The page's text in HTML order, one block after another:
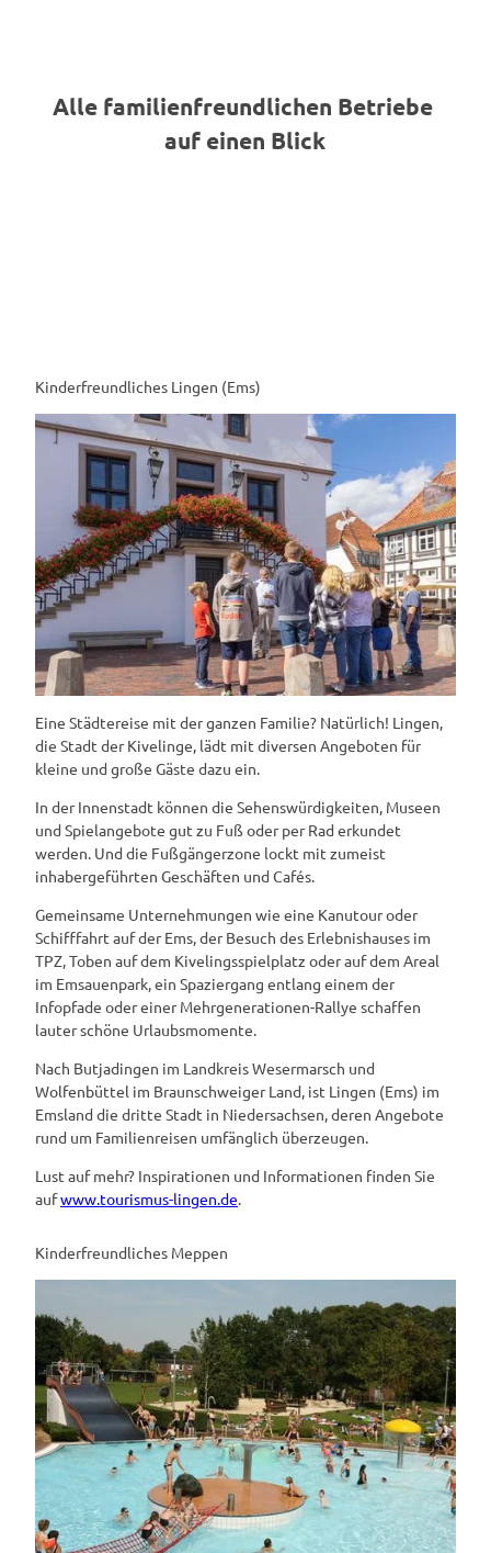
Alle familienfreundlichen Betriebe
auf einen Blick
Kinderfreundliches Lingen (Ems)
Eine Städtereise mit der ganzen Familie? Natürlich! Lingen,
die Stadt der Kivelinge, lädt mit diversen Angeboten für
kleine und große Gäste dazu ein.
In der Innenstadt können die Sehenswürdigkeiten, Museen
und Spielangebote gut zu Fuß oder per Rad erkundet
werden. Und die Fußgängerzone lockt mit zumeist
inhabergeführten Geschäften und Cafés.
Gemeinsame Unternehmungen wie eine Kanutour oder
Schifffahrt auf der Ems, der Besuch des Erlebnishauses im
TPZ, Toben auf dem Kivelingsspielplatz oder auf dem Areal
im Emsauenpark, ein Spaziergang entlang einem der
Infopfade oder einer Mehrgenerationen-Rallye schaffen
lauter schöne Urlaubsmomente.
Nach Butjadingen im Landkreis Wesermarsch und
Wolfenbüttel im Braunschweiger Land, ist Lingen (Ems) im
Emsland die dritte Stadt in Niedersachsen, deren Angebote
rund um Familienreisen umfänglich überzeugen.
Lust auf mehr? Inspirationen und Informationen finden Sie
aufwww.tourismus-lingen.de.
Kinderfreundliches Meppen